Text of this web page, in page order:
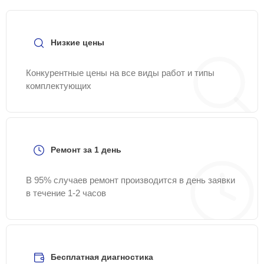
Низкие цены
Конкурентные цены на все виды работ и типы
комплектующих
Ремонт за 1 день
В 95% случаев ремонт производится в день заявки
в течение 1-2 часов
Бесплатная диагностика